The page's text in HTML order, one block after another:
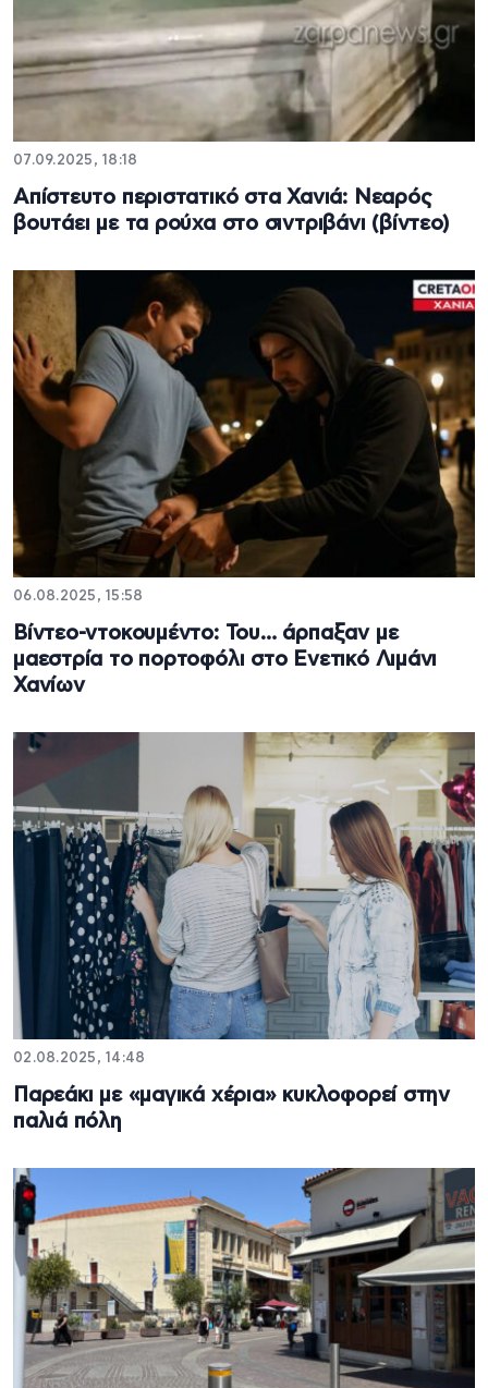
07.09.2025, 18:18
Απίστευτο περιστατικό στα Χανιά: Νεαρός
βουτάει με τα ρούχα στο σιντριβάνι (βίντεο)
06.08.2025, 15:58
Βίντεο-ντοκουμέντο: Του… άρπαξαν με
μαεστρία το πορτοφόλι στο Ενετικό Λιμάνι
Χανίων
02.08.2025, 14:48
Παρεάκι με «μαγικά χέρια» κυκλοφορεί στην
παλιά πόλη